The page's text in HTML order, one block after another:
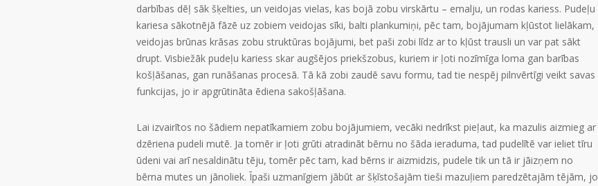
darbības dēļ sāk šķelties, un veidojas vielas, kas bojā zobu virskārtu – emalju, un rodas kariess. Pudeļu
kariesa sākotnējā fāzē uz zobiem veidojas sīki, balti plankumiņi, pēc tam, bojājumam kļūstot lielākam,
veidojas brūnas krāsas zobu struktūras bojājumi, bet paši zobi līdz ar to kļūst trausli un var pat sākt
drupt. Visbiežāk pudeļu kariess skar augšējos priekšzobus, kuriem ir ļoti nozīmīga loma gan barības
košļāšanas, gan runāšanas procesā. Tā kā zobi zaudē savu formu, tad tie nespēj pilnvērtīgi veikt savas
funkcijas, jo ir apgrūtināta ēdiena sakošļāšana.
Lai izvairītos no šādiem nepatīkamiem zobu bojājumiem, vecāki nedrīkst pieļaut, ka mazulis aizmieg ar
dzēriena pudeli mutē. Ja tomēr ir ļoti grūti atradināt bērnu no šāda ieraduma, tad pudelītē var ieliet tīru
ūdeni vai arī nesaldinātu tēju, tomēr pēc tam, kad bērns ir aizmidzis, pudele tik un tā ir jāizņem no
bērna mutes un jānoliek. Īpaši uzmanīgiem jābūt ar šķīstošajām tieši mazuļiem paredzētajām tējām, jo